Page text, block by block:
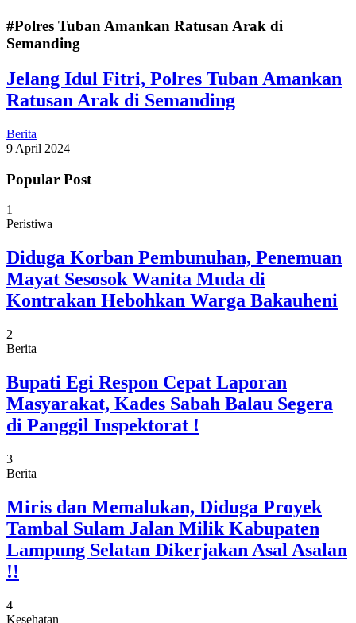
#Polres Tuban Amankan Ratusan Arak di
Semanding
Jelang Idul Fitri, Polres Tuban Amankan
Ratusan Arak di Semanding
Berita
9 April 2024
Popular Post
1
Peristiwa
Diduga Korban Pembunuhan, Penemuan
Mayat Sesosok Wanita Muda di
Kontrakan Hebohkan Warga Bakauheni
2
Berita
Bupati Egi Respon Cepat Laporan
Masyarakat, Kades Sabah Balau Segera
di Panggil Inspektorat !
3
Berita
Miris dan Memalukan, Diduga Proyek
Tambal Sulam Jalan Milik Kabupaten
Lampung Selatan Dikerjakan Asal Asalan
!!
4
Kesehatan